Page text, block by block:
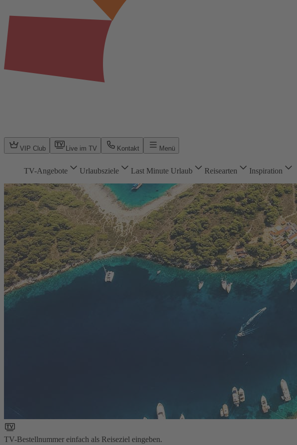
VIP Club Live im TV Kontakt Menü
TV-Angebote Urlaubsziele Last Minute Urlaub Reisearten Inspiration
TV-Bestellnummer einfach als Reiseziel eingeben.